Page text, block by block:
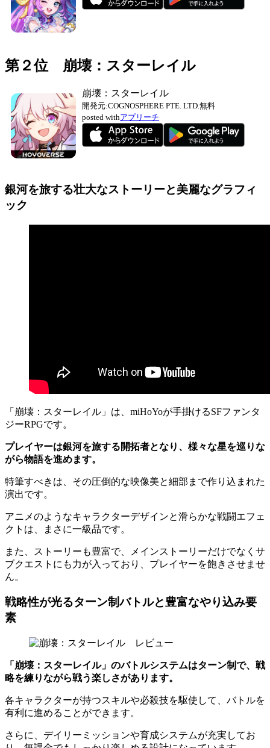
第２位 崩壊：スターレイル
崩壊：スターレイル
開発元:COGNOSPHERE PTE. LTD.無料
posted withアプリーチ
銀河を旅する壮大なストーリーと美麗なグラフィ
ック
「崩壊：スターレイル」は、miHoYoが手掛けるSFファンタ
ジーRPGです。
プレイヤーは銀河を旅する開拓者となり、様々な星を巡りな
がら物語を進めます。
特筆すべきは、その圧倒的な映像美と細部まで作り込まれた
演出です。
アニメのようなキャラクターデザインと滑らかな戦闘エフェ
クトは、まさに一級品です。
また、ストーリーも豊富で、メインストーリーだけでなくサ
ブクエストにも力が入っており、プレイヤーを飽きさせませ
ん。
戦略性が光るターン制バトルと豊富なやり込み要
素
「崩壊：スターレイル」のバトルシステムはターン制で、戦
略を練りながら戦う楽しさがあります。
各キャラクターが持つスキルや必殺技を駆使して、バトルを
有利に進めることができます。
さらに、デイリーミッションや育成システムが充実してお